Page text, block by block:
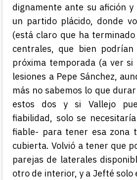
dignamente ante su afición
un partido plácido, donde
(está claro que ha
centrales, que bien
próxima temporada (a ver
lesiones a Pepe Sánchez,
más no sabemos lo que
estos dos y si Vallejo
fiabilidad, solo se necesitaría
fiable- para tener esa zona
cubierta. Volvió a tener que
parejas de laterales
otro de interior, y a Jefté solo